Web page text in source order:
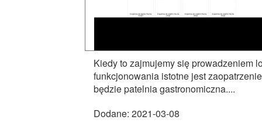
Kiedy to zajmujemy się prowadzeniem
funkcjonowania istotne jest
będzie patelnia gastronomiczna....
Dodane: 2021-03-08